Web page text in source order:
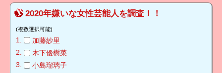
2020年嫌いな女性芸能人を調査！！
(複数選択可能)
加藤紗里
木下優樹菜
小島瑠璃子